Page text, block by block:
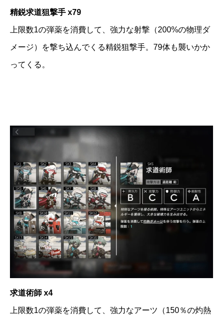
精鋭求道狙撃手 x79
上限数1の弾薬を消費して、強力な射撃（200%の物理ダ
メージ）を撃ち込んでくる精鋭狙撃手。79体も襲いかか
ってくる。
求道術師 x4
上限数1の弾薬を消費して、強力なアーツ（150％の灼熱